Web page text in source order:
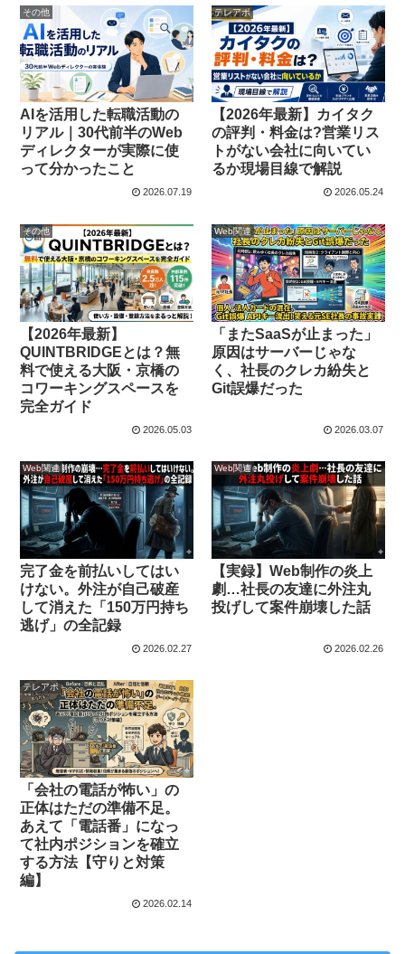
その他
AIを活用した転職活動の
リアル｜30代前半のWeb
ディレクターが実際に使
って分かったこと
2026.07.19
テレアポ
【2026年最新】カイタク
の評判・料金は?営業リス
トがない会社に向いてい
るか現場目線で解説
2026.05.24
その他
【2026年最新】
QUINTBRIDGEとは？無
料で使える大阪・京橋の
コワーキングスペースを
完全ガイド
2026.05.03
Web関連
「またSaaSが止まった」
原因はサーバーじゃな
く、社長のクレカ紛失と
Git誤爆だった
2026.03.07
Web関連
完了金を前払いしてはい
けない。外注が自己破産
して消えた「150万円持ち
逃げ」の全記録
2026.02.27
Web関連
【実録】Web制作の炎上
劇…社長の友達に外注丸
投げして案件崩壊した話
2026.02.26
テレアポ
「会社の電話が怖い」の
正体はただの準備不足。
あえて「電話番」になっ
て社内ポジションを確立
する方法【守りと対策
編】
2026.02.14